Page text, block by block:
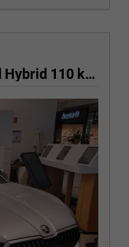
Selection 1.5 TSI m-HEV Mild Hybrid 110 kW 7 Gang DSG